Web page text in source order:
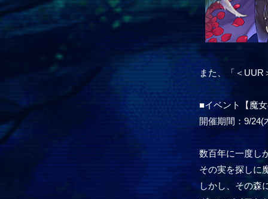
また、「＜
■イベント【魔
開催期間：9/24(
数百年に一度し
その実を探しに
しかし、その森